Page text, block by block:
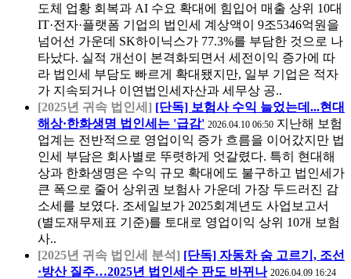
도체 업황 회복과 AI 수요 확대에 힘입어 매출 상위 10대
IT·전자·플랫폼 기업의 법인세 계상액이 9조5346억원을
넘어선 가운데 SK하이닉스가 77.3%를 부담한 것으로 나
타났다. 실적 개선이 본격화되면서 세전이익 증가에 따
라 법인세 부담도 빠르게 확대됐지만, 일부 기업은 적자
가 지속되거나 이연법인세자산과 세무상 공..
[2025년 귀속 법인세] [단독] 보험사 수익 늘었는데...현대
해상·한화생명 법인세는 '급감' 2026.04.10 06:50 지난해 보험
업계는 전반적으로 영업이익 증가 흐름을 이어갔지만 법
인세 부담은 회사별로 뚜렷하게 엇갈렸다. 특히 현대해
상과 한화생명은 수익 규모 확대에도 불구하고 법인세가
큰 폭으로 줄어 상위권 보험사 가운데 가장 두드러진 감
소세를 보였다. 조세일보가 2025회계년도 사업보고서
(별도재무제표 기준)를 토대로 영업이익 상위 10개 보험
사..
[2025년 귀속 법인세 분석] [단독] 자동차 숨 고르기, 조선
·방산 질주…2025년 법인세수 판도 바뀌나 2026.04.09 16:24